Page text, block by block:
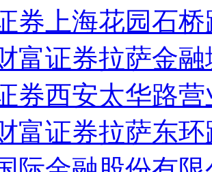
券上海花园石
富证券拉萨金
券西安太华路营
富证券拉萨东